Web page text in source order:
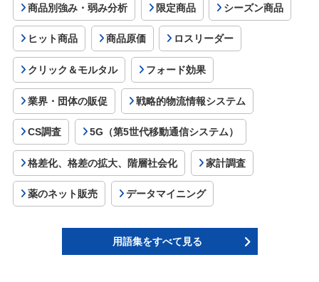
商品別強み・弱み分析 限定商品 シーズン商品
ヒット商品 商品原価 ロスリーダー
クリック＆モルタル フォード効果
業界・団体の販促 戦略的物流情報システム
CS調査 5G（第5世代移動通信システム）
格差化、格差の拡大、階層社会化 家計調査
薬のネット販売 データマイニング
用語集をすべて見る